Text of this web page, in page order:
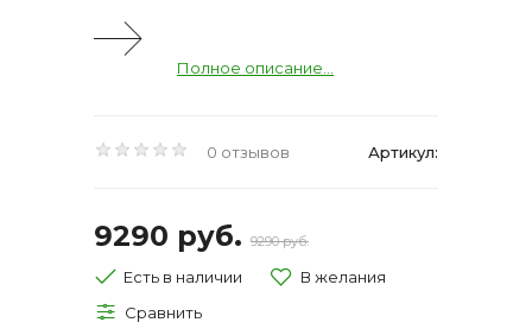
Полное описание...
0 отзывов Артикул:
9290 руб. 9290 руб.
Есть в наличии